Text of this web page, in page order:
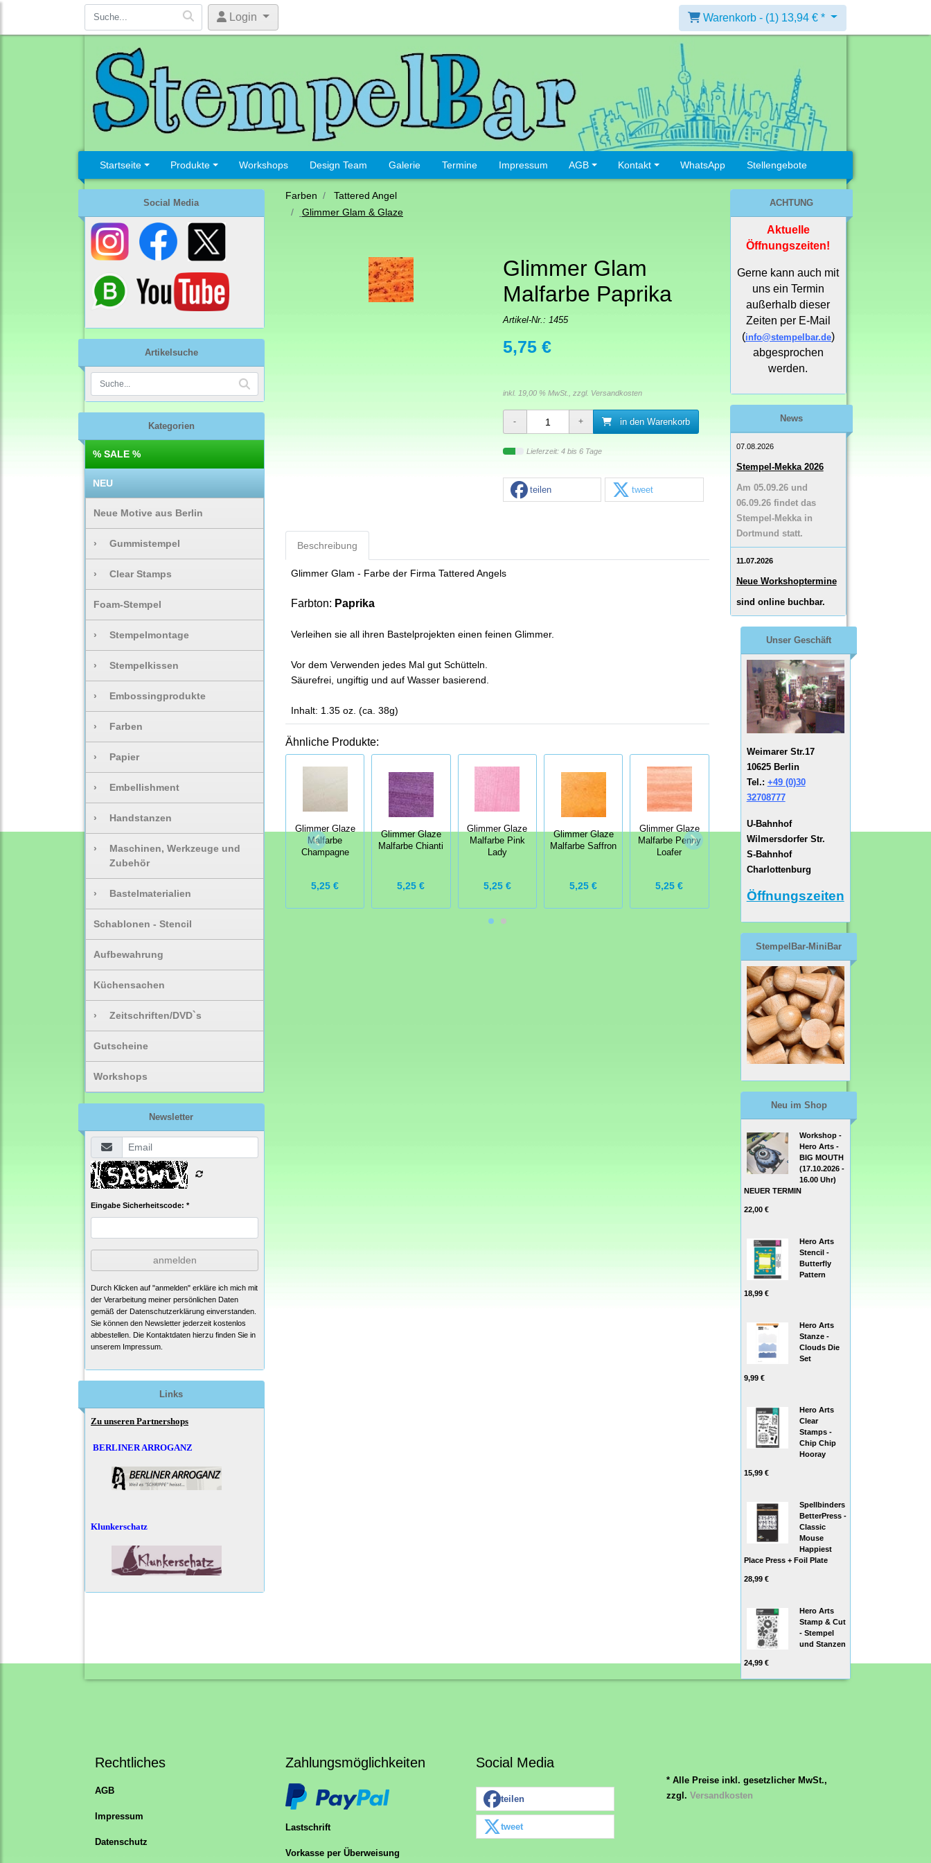
Login Warenkorb - (1) 13,94 € *
Startseite Produkte Workshops Design Team Galerie Termine Impressum AGB Kontakt WhatsApp Stellengebote
Social Media
Artikelsuche
Kategorien
% SALE %
NEU
Neue Motive aus Berlin
› Gummistempel
› Clear Stamps
Foam-Stempel
› Stempelmontage
› Stempelkissen
› Embossingprodukte
› Farben
› Papier
› Embellishment
› Handstanzen
›
Maschinen, Werkzeuge und
Zubehör
› Bastelmaterialien
Schablonen - Stencil
Aufbewahrung
Küchensachen
› Zeitschriften/DVD`s
Gutscheine
Workshops
Newsletter
Eingabe Sicherheitscode: *
anmelden
Durch Klicken auf "anmelden" erkläre ich mich mit
der Verarbeitung meiner persönlichen Daten
gemäß der Datenschutzerklärung einverstanden.
Sie können den Newsletter jederzeit kostenlos
abbestellen. Die Kontaktdaten hierzu finden Sie in
unserem Impressum.
Links
Zu unseren Partnershops
BERLINER ARROGANZ
Klunkerschatz
Farben
Tattered Angel
Glimmer Glam & Glaze
Glimmer Glam
Malfarbe Paprika
Artikel-Nr.: 1455
5,75 €
inkl. 19,00 % MwSt., zzgl. Versandkosten
in den Warenkorb
Lieferzeit: 4 bis 6 Tage
teilen tweet
Beschreibung
Glimmer Glam - Farbe der Firma Tattered Angels
Farbton: Paprika
Verleihen sie all ihren Bastelprojekten einen feinen Glimmer.
Vor dem Verwenden jedes Mal gut Schütteln.
Säurefrei, ungiftig und auf Wasser basierend.
Inhalt: 1.35 oz. (ca. 38g)
Ähnliche Produkte:
Glimmer Glaze
Malfarbe
Champagne
5,25 €
Glimmer Glaze
Malfarbe Chianti
5,25 €
Glimmer Glaze
Malfarbe Pink
Lady
5,25 €
Glimmer Glaze
Malfarbe Saffron
5,25 €
Glimmer Glaze
Malfarbe Penny
Loafer
5,25 €
Glimmer Glaze
Malfarbe Purple
ACHTUNG
Aktuelle
Öffnungszeiten!
Gerne kann auch mit
uns ein Termin
außerhalb dieser
Zeiten per E-Mail
(info@stempelbar.de)
abgesprochen
werden.
News
07.08.2026
Stempel-Mekka 2026
Am 05.09.26 und
06.09.26 findet das
Stempel-Mekka in
Dortmund statt.
11.07.2026
Neue Workshoptermine
sind online buchbar.
Unser Geschäft
Weimarer Str.17
10625 Berlin
Tel.: +49 (0)30
32708777
U-Bahnhof
Wilmersdorfer Str.
S-Bahnhof
Charlottenburg
Öffnungszeiten
StempelBar-MiniBar
Neu im Shop
Workshop -
Hero Arts -
BIG MOUTH
(17.10.2026 -
16.00 Uhr)
NEUER TERMIN
22,00 €
Hero Arts
Stencil -
Butterfly
Pattern
18,99 €
Hero Arts
Stanze -
Clouds Die
Set
9,99 €
Hero Arts
Clear
Stamps -
Chip Chip
Hooray
15,99 €
Spellbinders
BetterPress -
Classic
Mouse
Happiest
Place Press + Foil Plate
28,99 €
Hero Arts
Stamp & Cut
- Stempel
und Stanzen
24,99 €
Rechtliches
AGB
Impressum
Datenschutz
Zahlungsmöglichkeiten
Lastschrift
Vorkasse per Überweisung
Social Media
teilen
tweet
* Alle Preise inkl. gesetzlicher MwSt.,
zzgl. Versandkosten